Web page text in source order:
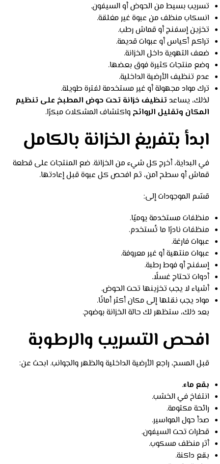
تسريب بسيط من الحوض أو السيفون.
انسكاب منظف من عبوة غير مغلقة.
تخزين إسفنج أو قماش رطب.
تراكم أكياس أو عبوات قديمة.
ضعف التهوية داخل الخزانة.
وضع منتجات كثيرة فوق بعضها.
عدم تنظيف الأرضية الداخلية.
ترك مواد مجهولة أو غير مستخدمة لفترة طويلة.
لذلك، يساعد تنظيف خزانة تحت حوض المطبخ على تنظيم
المكان وتقليل الروائح واكتشاف المشكلات مبكرًا.
ابدأ بتفريغ الخزانة بالكامل
في البداية، أخرج كل شيء من الخزانة. ضع المنتجات على قطعة
قماش أو سطح آمن، ثم افحص كل عبوة قبل إعادتها.
قسّم الموجودات إلى:
منظفات مستخدمة يوميًا.
منظفات نادرًا ما تُستخدم.
عبوات فارغة.
عبوات منتهية أو غير معروفة.
إسفنج أو فوط رطبة.
أدوات تحتاج غسلًا.
أشياء لا يجب تخزينها تحت الحوض.
مواد يجب نقلها إلى مكان أكثر أمانًا.
بعد ذلك، ستظهر لك حالة الخزانة بوضوح.
افحص التسريب والرطوبة
قبل المسح، راجع الأرضية الداخلية والظهر والجوانب. ابحث عن:
بقع ماء.
انتفاخ في الخشب.
رائحة مكتومة.
صدأ حول المواسير.
قطرات تحت السيفون.
أثر منظف مسكوب.
بقع داكنة.